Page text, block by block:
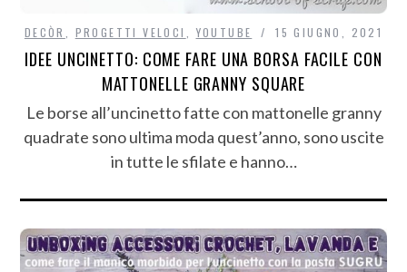
DECÒR PROGETTI VELOCI YOUTUBE 15 GIUGNO, 2021
IDEE UNCINETTO: COME FARE UNA BORSA FACILE CON
MATTONELLE GRANNY SQUARE
Le borse all’uncinetto fatte con mattonelle granny
quadrate sono ultima moda quest’anno, sono uscite
in tutte le sfilate e hanno…